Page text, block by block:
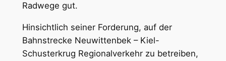
Radwege gut.
Hinsichtlich seiner Forderung, auf der
Bahnstrecke Neuwittenbek – Kiel-
Schusterkrug Regionalverkehr zu betreiben,